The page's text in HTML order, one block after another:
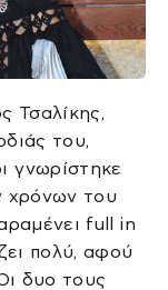
Τσαλίκης,
του,
γνωρίστηκε
χρόνων του
full in
πολύ, αφού
δυο τους